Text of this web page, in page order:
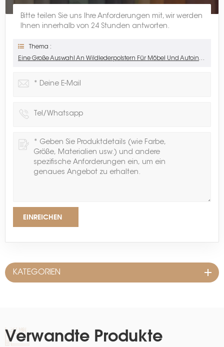
Bitte teilen Sie uns Ihre Anforderungen mit, wir werden
Ihnen innerhalb von 24 Stunden antworten.
Thema :
Eine Große Auswahl An Wildlederpolstern Für Möbel Und Autoinnenräume
EINREICHEN
KATEGORIEN
Verwandte Produkte